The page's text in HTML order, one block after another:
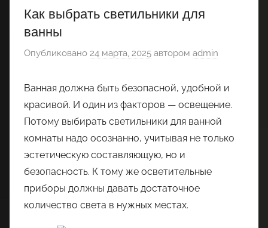
Как выбрать светильники для
ванны
Опубликовано 24 марта, 2025 автором admin
Ванная должна быть безопасной, удобной и
красивой. И один из факторов — освещение.
Потому выбирать светильники для ванной
комнаты надо осознанно, учитывая не только
эстетическую составляющую, но и
безопасность. К тому же осветительные
приборы должны давать достаточное
количество света в нужных местах.